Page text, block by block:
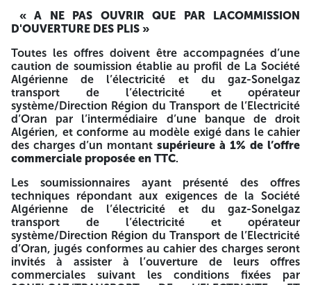
L’ enveloppe extérieure devra être anonyme, sans entête,
ni cachet, portant la mention suivante sur toutes les faces :
1/2
Pour l’offre technique:
Appel d’Offres National Ouvert
N°008/2026/STOS/ORAN
FOURNITURE ET LIVRAISON SUR SITE DES ARMOIRES,
COFFRETS
ET DOCUMENTATIONS TECHNIQUES DES SERVICES
AUXILIAIRES
POUR SIX (06) POSTES 60/30 KV (ZAAROURA, AHMED
ZABANA, RAS EL MAA, BOUCHAKIF, HMADNA ET OGGAZ).
« Offre Technique»
« A NE PAS OUVRIR QUE PAR LACOMMISSION
D'OUVERTURE DES PLIS »
Toutes les offres doivent être accompagnées d’une
caution de soumission établie au profil de La Société
Algérienne de l’électricité et du gaz-Sonelgaz
transport de l’électricité et opérateur
système/Direction Région du Transport de l’Electricité
d’Oran par l’intermédiaire d’une banque de droit
Algérien, et conforme au modèle exigé dans le cahier
des charges d’un montant supérieure à 1% de l’offre
commerciale proposée en TTC.
Les soumissionnaires ayant présenté des offres
techniques répondant aux exigences de la Société
Algérienne de l’électricité et du gaz-Sonelgaz
transport de l’électricité et opérateur
système/Direction Région du Transport de l’Electricité
d’Oran, jugés conformes au cahier des charges seront
invités à assister à l’ouverture de leurs offres
commerciales suivant les conditions fixées par